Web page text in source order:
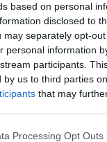
based on personal
disclosed to
may separately opt-
personal information
participants.
by us to third parties
that may
Processing Opt Outs
ο Δήμος
Χαραμίδα,
και Σκάλα
λειτουργούν
Ισίδωρο, 2η